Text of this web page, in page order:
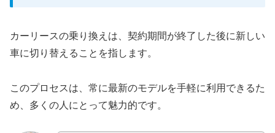
カーリースの乗り換えは、契約期間が終了した後に新しい
車に切り替えることを指します。
このプロセスは、常に最新のモデルを手軽に利用できるた
め、多くの人にとって魅力的です。